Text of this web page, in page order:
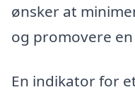
ønsker at
og promovere
En indikator for